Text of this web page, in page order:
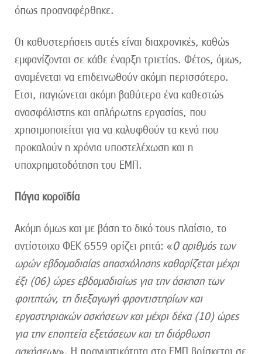
όπως προαναφέρθηκε.
Οι καθυστερήσεις αυτές είναι διαχρονικές, καθώς
εμφανίζονται σε κάθε έναρξη τριετίας. Φέτος, όμως,
αναμένεται να επιδεινωθούν ακόμη περισσότερο.
Έτσι, παγιώνεται ακόμη βαθύτερα ένα καθεστώς
ανασφάλιστης και απλήρωτης εργασίας, που
χρησιμοποιείται για να καλυφθούν τα κενά που
προκαλούν η χρόνια υποστελέχωση και η
υποχρηματοδότηση του ΕΜΠ.
Πάγια κοροϊδία
Ακόμη όμως και με βάση το δικό τους πλαίσιο, το
αντίστοιχο ΦΕΚ 6559 ορίζει ρητά: «Ο αριθμός των
ωρών εβδομαδιαίας απασχόλησης καθορίζεται μέχρι
έξι (06) ώρες εβδομαδιαίως για την άσκηση των
φοιτητών, τη διεξαγωγή φροντιστηρίων και
εργαστηριακών ασκήσεων και μέχρι δέκα (10) ώρες
για την εποπτεία εξετάσεων και τη διόρθωση
ασκήσεων». Η πραγματικότητα στο ΕΜΠ βρίσκεται σε